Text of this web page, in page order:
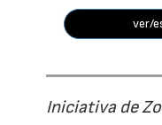
ver/
Iniciativa de